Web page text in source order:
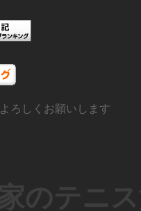
ろしくお願いします
のテニ